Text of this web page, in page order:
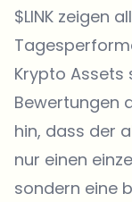
$LINK zeigen
Krypto
Bewertungen
hin, dass der
nur einen
sondern eine